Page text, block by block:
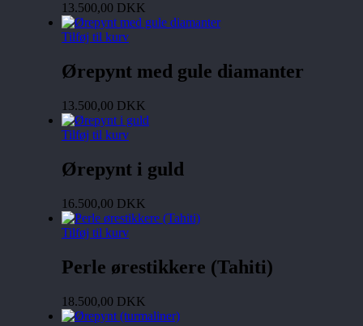
13.500,00 DKK
Tilføj til kurv
Ørepynt med gule diamanter
13.500,00 DKK
Tilføj til kurv
Ørepynt i guld
16.500,00 DKK
Tilføj til kurv
Perle ørestikkere (Tahiti)
18.500,00 DKK